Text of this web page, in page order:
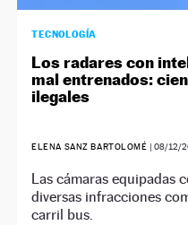
TECNOLOGÍA
Los radares con
mal entrenados:
ilegales
ELENA SANZ BARTOLOMÉ | 08/12/
Las cámaras equipadas
diversas infracciones
carril bus.